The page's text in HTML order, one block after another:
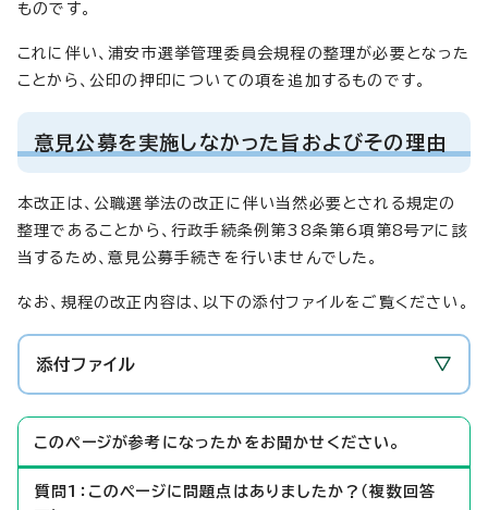
ものです。
これに伴い、浦安市選挙管理委員会規程の整理が必要となった
ことから、公印の押印についての項を追加するものです。
意見公募を実施しなかった旨およびその理由
本改正は、公職選挙法の改正に伴い当然必要とされる規定の
整理であることから、行政手続条例第38条第6項第8号アに該
当するため、意見公募手続きを行いませんでした。
なお、規程の改正内容は、以下の添付ファイルをご覧ください。
添付ファイル
このページが参考になったかをお聞かせください。
質問1：このページに問題点はありましたか？（複数回答